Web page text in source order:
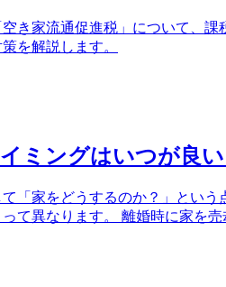
き家流通促進税」について、
を解説します。
ミングはいつが良
「家をどうするのか？」とい
て異なります。 離婚時に家を